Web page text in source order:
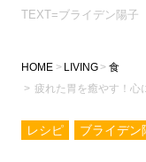
TEXT=ブライデン陽子
HOME LIVING
食
疲れた胃を癒やす！心
レシピ ブライデン